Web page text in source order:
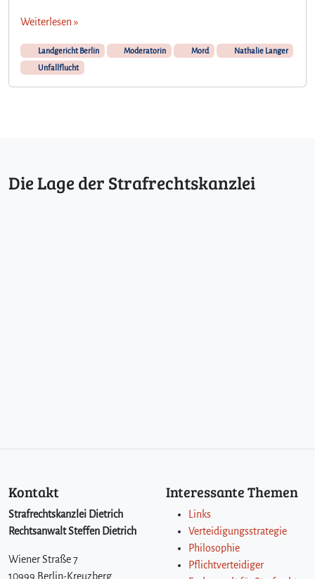
Weiterlesen »
Landgericht Berlin Moderatorin Mord
Nathalie Langer
Unfallflucht
Die Lage der Strafrechtskanzlei
Kontakt
Strafrechtskanzlei Dietrich
Rechtsanwalt Steffen Dietrich
Wiener Straße 7
10999 Berlin-Kreuzberg
Interessante Themen
Links
Verteidigungsstrategie
Philosophie
Pflichtverteidiger